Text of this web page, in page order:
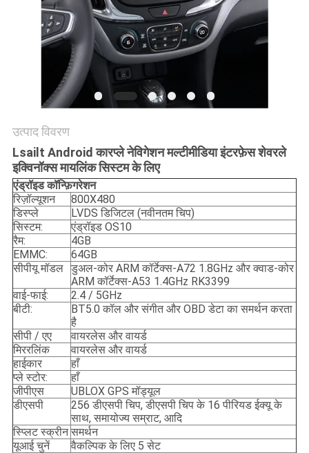
उत्पाद विवरण
Lsailt Android कारप्ले नेविगेशन मल्टीमीडिया इंटरफ़ेस शेवरले
इक्विनॉक्स मायलिंक सिस्टम के लिए
एंड्रॉइड कॉन्फ़िगरेशन
रिज़ॉल्यूशन
800X480
डिस्प्ले
LVDS डिजिटल (नवीनतम चिप)
सिस्टम:
एंड्रॉइड OS10
रैम:
4GB
EMMC:
64GB
सीपीयू मॉडल डुअल-कोर ARM कॉर्टेक्स-A72 1.8GHz और क्वाड-कोर
ARM कॉर्टेक्स-A53 1.4GHz RK3399
वाई-फाई:
2.4 / 5GHz
बीटी:
BT5.0 कॉल और संगीत और OBD डेटा का समर्थन करता
है
सीपी / एए
वायरलेस और वायर्ड
मिररलिंक
वायरलेस और वायर्ड
हाईकार
हाँ
प्ले स्टोर:
हाँ
जीपीएस
UBLOX GPS मॉड्यूल
डीएसपी
256 डीएसपी चिप, डीएसपी चिप के 16 पीरियड ईक्यू के
साथ, समायोज्य सम्राट, आदि
स्प्लिट स्क्रीन समर्थन
यूआई चुनें
वैकल्पिक के लिए 5 सेट